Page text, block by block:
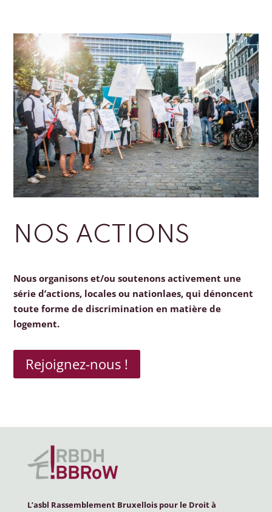
NOS ACTIONS
Nous organisons et/ou soutenons activement une
série d’actions, locales ou nationlaes, qui dénoncent
toute forme de discrimination en matière de
logement.
Rejoignez-nous !
L’asbl Rassemblement Bruxellois pour le Droit à